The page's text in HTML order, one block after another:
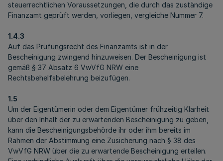
steuerrechtlichen Voraussetzungen, die durch das zuständige
Finanzamt geprüft werden, vorliegen, vergleiche Nummer 7.
1.4.3
Auf das Prüfungsrecht des Finanzamts ist in der
Bescheinigung zwingend hinzuweisen. Der Bescheinigung ist
gemäß § 37 Absatz 6 VwVfG NRW eine
Rechtsbehelfsbelehrung beizufügen.
1.5
Um der Eigentümerin oder dem Eigentümer frühzeitig Klarheit
über den Inhalt der zu erwartenden Bescheinigung zu geben,
kann die Bescheinigungsbehörde ihr oder ihm bereits im
Rahmen der Abstimmung eine Zusicherung nach § 38 des
VwVfG NRW über die zu erwartende Bescheinigung erteilen.